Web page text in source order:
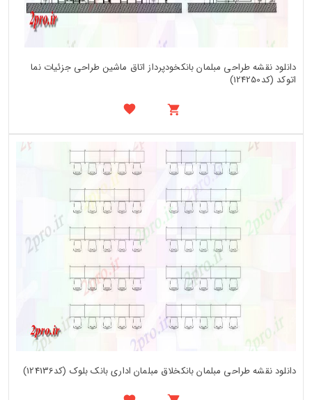
دانلود نقشه طراحی مبلمان بانکخودپرداز اتاق ماشین طراحی جزئیات نما
اتوکد (کد124250)
دانلود نقشه طراحی مبلمان بانکخلاق مبلمان اداری بانک بلوک (کد124136)